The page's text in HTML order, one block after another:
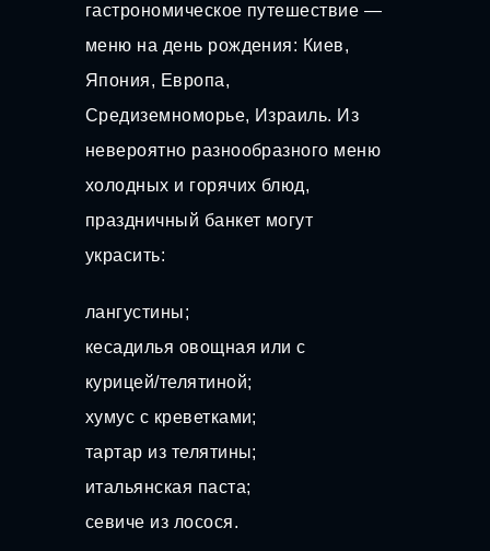
гастрономическое путешествие —
меню на день рождения: Киев,
Япония, Европа,
Средиземноморье, Израиль. Из
невероятно разнообразного меню
холодных и горячих блюд,
праздничный банкет могут
украсить:
лангустины;
кесадилья овощная или с
курицей/телятиной;
хумус с креветками;
тартар из телятины;
итальянская паста;
севиче из лосося.